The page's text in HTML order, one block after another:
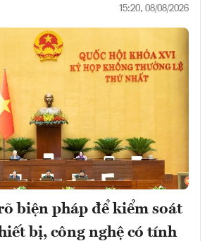
15:20, 08/08/2026
biện pháp để kiểm soát
bị, công nghệ có tính